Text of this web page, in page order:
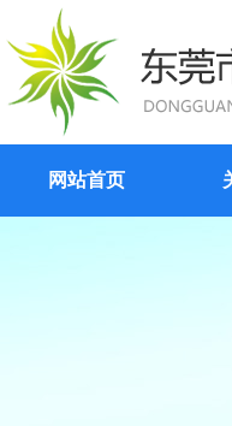
网站首页